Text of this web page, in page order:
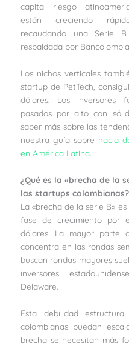
capital riesgo
están creciendo
recaudando una Serie
respaldada por
Los nichos verticales
startup de PetTech,
dólares. Los inversores
pasados por alto con
saber más sobre las
nuestra guía sobre hacia
en América Latina.
¿Qué es la «brecha de la
las startups colombianas?
La «brecha de la serie B»
fase de crecimiento por
dólares. La mayor parte
concentra en las rondas
buscan rondas mayores
inversores
Delaware.
Esta debilidad
colombianas puedan
brecha se necesitan más